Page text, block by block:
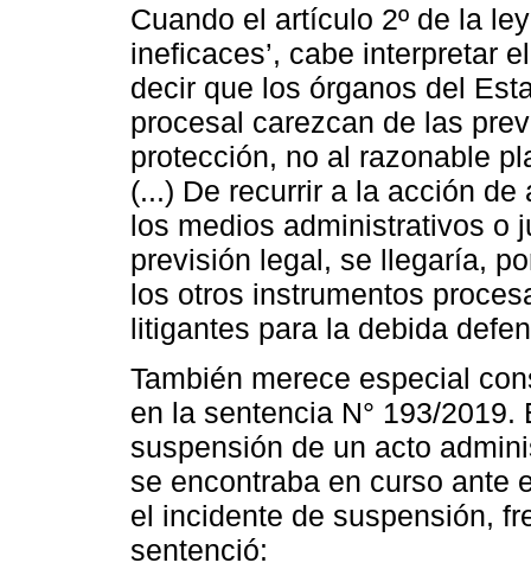
Cuando el artículo 2º de la
ineficaces’, cabe interpretar
decir que los órganos del
procesal carezcan de las
protección, no al razonable
(...) De recurrir a la acción
los medios administrativos o
previsión legal, se llegaría,
los otros instrumentos
litigantes para la debida
También merece especial
en la sentencia N° 193/
suspensión de un acto
se encontraba en curso ante
el incidente de suspensión,
sentenció: